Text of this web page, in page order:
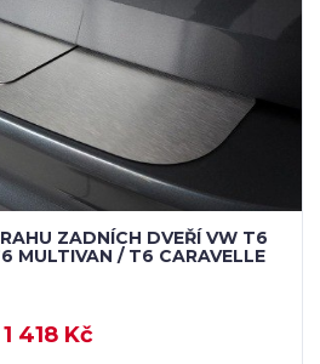
ZADNÍCH DVEŘÍ VW T6
MULTIVAN / T6 CARAVELLE
1 418 Kč